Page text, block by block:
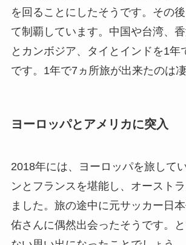
を回ることにしたそうです。その
て制覇しています。中国や台湾、
とカンボジア、タイとインドを1年
です。1年で7ヵ所旅が出来たのは凄
ヨーロッパとアメリカに突入
2018年には、ヨーロッパを旅して
ンとフランスを堪能し、オースト
ました。旅の途中に元サッカー日
佑さんに偶然出会ったそうです。